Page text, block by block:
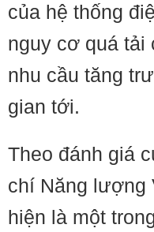
của hệ thống
nguy cơ quá tải
nhu cầu tăng
gian tới.
Theo đánh giá
chí Năng lượng
hiện là một